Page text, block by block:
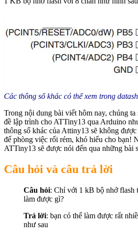
Các thông số khác có thể xem trong
Trong nội dung bài viết hôm nay, chúng ta
đề lập trình cho ATTiny13 qua Arduino
thông số khác của Attiny13 sẽ không
để phòng việc rối rém, khó hiểu cho bạn!
ATTiny13 sẽ được nói đến qua những bài
Câu hỏi và câu trả lời
Câu hỏi: Chỉ với 1 kB bộ nhớ flash
làm được gì?
Trả lời: bạn có thể làm được rất
như sau